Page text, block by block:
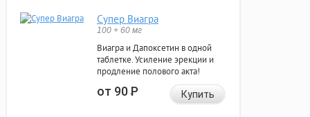
Супер Виагра
100 + 60 мг
Виагра и Дапоксетин в одной
таблетке. Усиление эрекции и
продление полового акта!
от 90Р Купить